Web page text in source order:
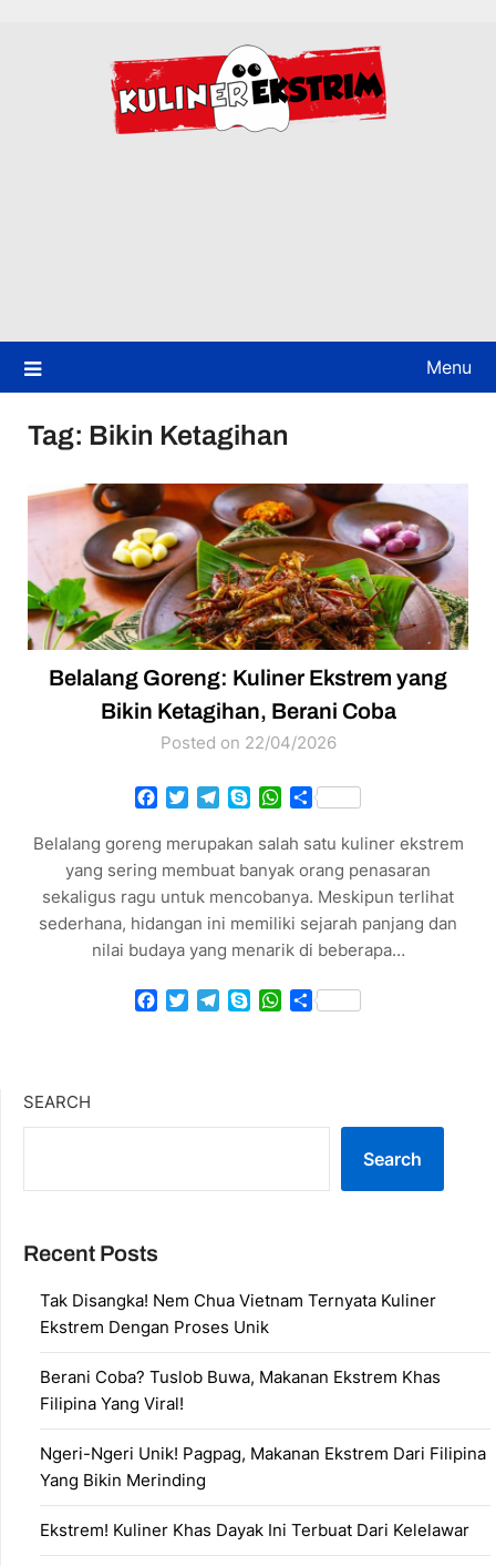
Menu
Tag: Bikin Ketagihan
Belalang Goreng: Kuliner Ekstrem yang
Bikin Ketagihan, Berani Coba
Posted on 22/04/2026
Facebook
TwitterTelegram
SkypeWhatsApp
Share
Belalang goreng merupakan salah satu kuliner ekstrem
yang sering membuat banyak orang penasaran
sekaligus ragu untuk mencobanya. Meskipun terlihat
sederhana, hidangan ini memiliki sejarah panjang dan
nilai budaya yang menarik di beberapa…
Facebook
TwitterTelegram
SkypeWhatsApp
Share
SEARCH
Search
Recent Posts
Tak Disangka! Nem Chua Vietnam Ternyata Kuliner
Ekstrem Dengan Proses Unik
Berani Coba? Tuslob Buwa, Makanan Ekstrem Khas
Filipina Yang Viral!
Ngeri-Ngeri Unik! Pagpag, Makanan Ekstrem Dari Filipina
Yang Bikin Merinding
Ekstrem! Kuliner Khas Dayak Ini Terbuat Dari Kelelawar